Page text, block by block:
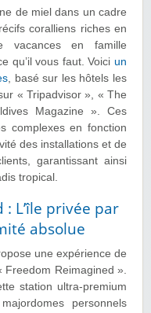
de miel dans un cadre
coralliens riches en
en famille
qu’il vous faut. Voici un
, basé sur les hôtels les
« Tripadvisor », « The
Magazine ». Ces
complexes en fonction
des installations et de
garantissant ainsi
tropical.
L’île privée par
absolue
une expérience de
Freedom Reimagined ».
station ultra-premium
personnels